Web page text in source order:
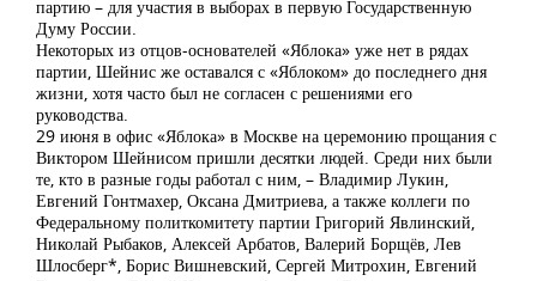
партию – для участия в выборах в первую Государственную
Думу России.
Некоторых из отцов-основателей «Яблока» уже нет в рядах
партии, Шейнис же оставался с «Яблоком» до последнего дня
жизни, хотя часто был не согласен с решениями его
руководства.
29 июня в офис «Яблока» в Москве на церемонию прощания с
Виктором Шейнисом пришли десятки людей. Среди них были
те, кто в разные годы работал с ним, – Владимир Лукин,
Евгений Гонтмахер, Оксана Дмитриева, а также коллеги по
Федеральному политкомитету партии Григорий Явлинский,
Николай Рыбаков, Алексей Арбатов, Валерий Борщёв, Лев
Шлосберг*, Борис Вишневский, Сергей Митрохин, Евгений